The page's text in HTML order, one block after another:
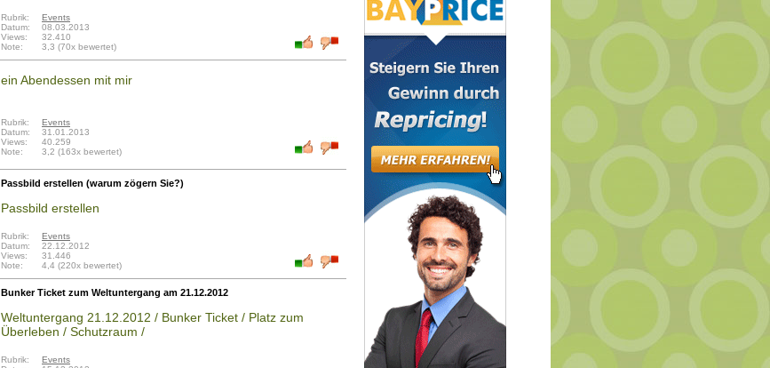
Rubrik:
Events
Datum:
08.03.2013
Views:
32.410
Note:
3,3 (70x bewertet)
ein Abendessen mit mir
Rubrik:
Events
Datum:
31.01.2013
Views:
40.259
Note:
3,2 (163x bewertet)
Passbild erstellen (warum zögern Sie?)
Passbild erstellen
Rubrik:
Events
Datum:
22.12.2012
Views:
31.446
Note:
4,4 (220x bewertet)
Bunker Ticket zum Weltuntergang am 21.12.2012
Weltuntergang 21.12.2012 / Bunker Ticket / Platz zum
Überleben / Schutzraum /
Rubrik:
Events